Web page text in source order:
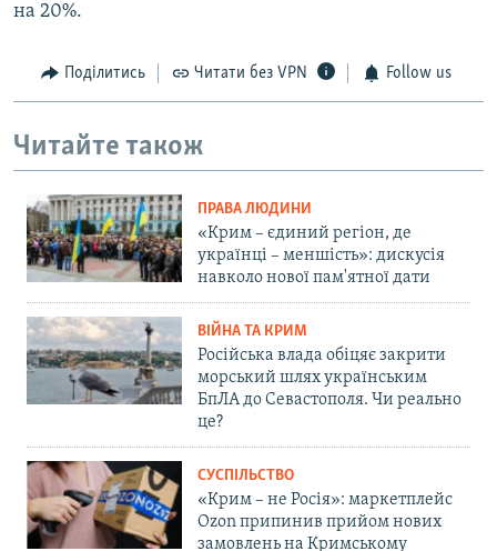
на 20%.
Поділитись Читати без VPN Follow us
Читайте також
ПРАВА ЛЮДИНИ
«Крим – єдиний регіон, де
українці – меншість»: дискусія
навколо нової пам'ятної дати
ВІЙНА ТА КРИМ
Російська влада обіцяє закрити
морський шлях українським
БпЛА до Севастополя. Чи реально
це?
СУСПІЛЬСТВО
«Крим – не Росія»: маркетплейс
Ozon припинив прийом нових
замовлень на Кримському